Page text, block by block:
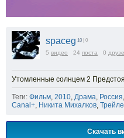
spaceg 10 | 0
5 видео 24 поста 0
Утомленные солнцем 2
Теги: Фильм, 2010, Драма, Россия,
Canal+, Никита Михалков,
Скачать